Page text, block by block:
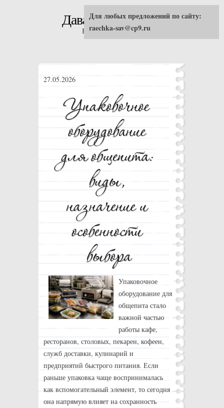
Давай попробуем!
Кулинарные рецепты
27.05.2026
Упаковочное
оборудование для
общепита стало
важной частью
работы кафе,
ресторанов, столовых, пекарен, кофеен,
служб доставки, кулинарий и
предприятий быстрого питания. Если
раньше упаковка чаще воспринималась
как вспомогательный элемент, то сегодня
она напрямую влияет на сохранность
Для любых предложений по сайту:
raechka-sav@cp9.ru